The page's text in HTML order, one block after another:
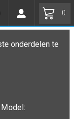
0
onderdelen te